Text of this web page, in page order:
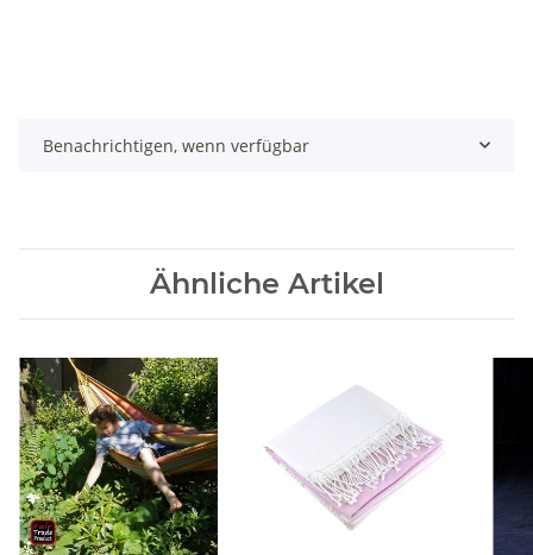
Benachrichtigen, wenn verfügbar
Ähnliche Artikel